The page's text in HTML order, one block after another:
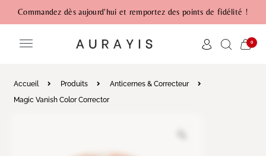
Commandez dès aujourd'hui et remportez des points de fidélité !
0
Accueil Produits
Anticernes & Correcteur
Magic Vanish Color Corrector